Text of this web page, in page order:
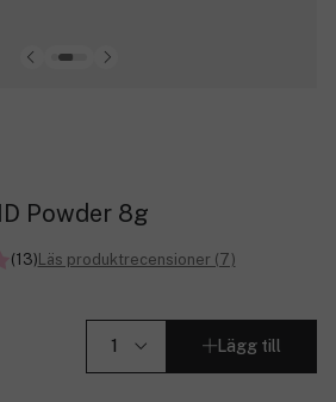
Powder 8g
(13)Läs produktrecensioner (7)
Lägg till